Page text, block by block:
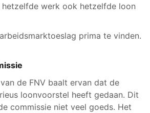
hetzelfde werk ook hetzelfde loon
prima te vinden.
de FNV baalt ervan dat de
loonvoorstel heeft gedaan. Dit
commissie niet veel goeds. Het